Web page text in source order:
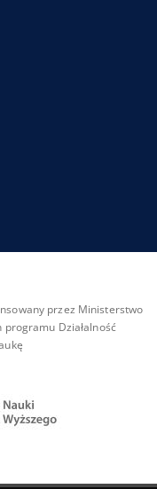
przez Ministerstwo
programu Działalność